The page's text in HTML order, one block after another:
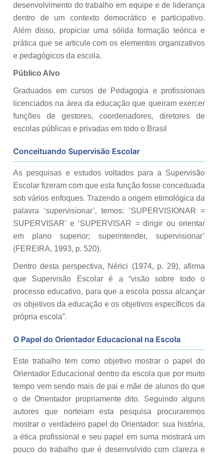
desenvolvimento do trabalho em equipe e de liderança
dentro de um contexto democrático e participativo.
Além disso, propiciar uma sólida formação teórica e
prática que se articule com os elementos organizativos
e pedagógicos da escola.
Público Alvo
Graduados em cursos de Pedagogia e profissionais
licenciados na área da educação que queiram exercer
funções de gestores, coordenadores, diretores de
escolas públicas e privadas em todo o Brasil
Conceituando Supervisão Escolar
As pesquisas e estudos voltados para a Supervisão
Escolar fizeram com que esta função fosse conceituada
sob vários enfoques. Trazendo a origem etimológica da
palavra ‘supervisionar’, temos: ’SUPERVISIONAR =
SUPERVISAR’ e ‘SUPERVISAR = dirigir ou orientar
em plano superior; superintender, supervisionar’
(FEREIRA, 1993, p. 520).
Dentro desta perspectiva, Nérici (1974, p. 29), afirma
que Supervisão Escolar é a “visão sobre todo o
processo educativo, para que a escola possa alcançar
os objetivos da educação e os objetivos específicos da
própria escola”.
O Papel do Orientador Educacional na Escola
Este trabalho tem como objetivo mostrar o papel do
Orientador Educacional dentro da escola que por muito
tempo vem sendo mais de pai e mãe de alunos do que
o de Orientador propriamente dito. Seguindo alguns
autores que norteiam esta pesquisa procuraremos
mostrar o verdadeiro papel do Orientador: sua história,
a ética profissional e seu papel em suma mostrará um
pouco do trabalho que é desenvolvido com clareza e